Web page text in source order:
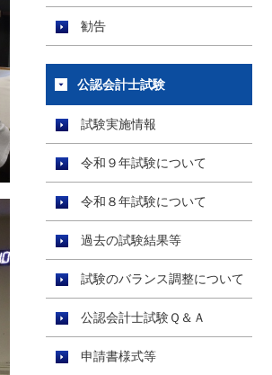
勧告
公認会計士試験
試験実施情報
令和９年試験について
令和８年試験について
過去の試験結果等
試験のバランス調整について
公認会計士試験Ｑ＆Ａ
申請書様式等